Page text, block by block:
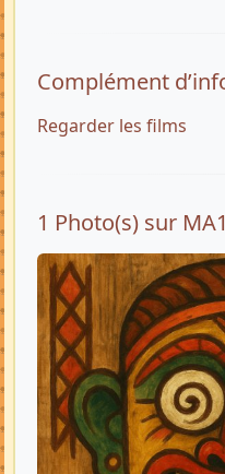
Complément
Regarder les films
1 Photo(s) sur